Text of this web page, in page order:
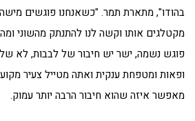
בהודו", מתארת תמר. "כשאנחנו פוגשים
מקטלגים אותו וקשה לנו להתנתק מהשוני
פוגש נשמה, ישר יש חיבור של לבבות, לא של
ופאות ומטפחת ענקית ואתה מטייל צעיר
מאפשר איזה שהוא חיבור הרבה יותר עמוק.